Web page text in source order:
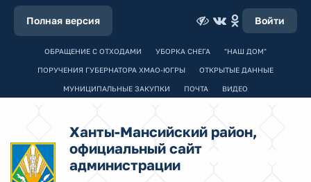
Полная версия Войти
ОБРАЩЕНИЕ С ОТХОДАМИ УБОРКА СНЕГА "НАШ ДОМ"
ПОРУЧЕНИЯ ГУБЕРНАТОРА ХМАО-ЮГРЫ ОТКРЫТЫЕ ДАННЫЕ
МУНИЦИПАЛЬНЫЕ ЗАКУПКИ ПОЧТА ВИДЕО
Ханты-Мансийский район,
официальный сайт
администрации